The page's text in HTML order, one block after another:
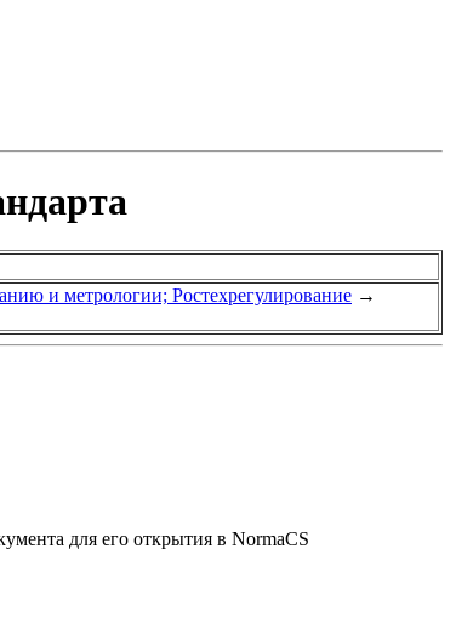
и метрологии; Ростехрегулирование →
для его открытия в NormaCS